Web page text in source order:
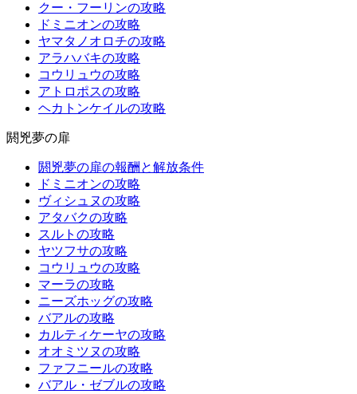
クー・フーリンの攻略
ドミニオンの攻略
ヤマタノオロチの攻略
アラハバキの攻略
コウリュウの攻略
アトロポスの攻略
ヘカトンケイルの攻略
閼兇夢の扉
閼兇夢の扉の報酬と解放条件
ドミニオンの攻略
ヴィシュヌの攻略
アタバクの攻略
スルトの攻略
ヤツフサの攻略
コウリュウの攻略
マーラの攻略
ニーズホッグの攻略
バアルの攻略
カルティケーヤの攻略
オオミツヌの攻略
ファフニールの攻略
バアル・ゼブルの攻略